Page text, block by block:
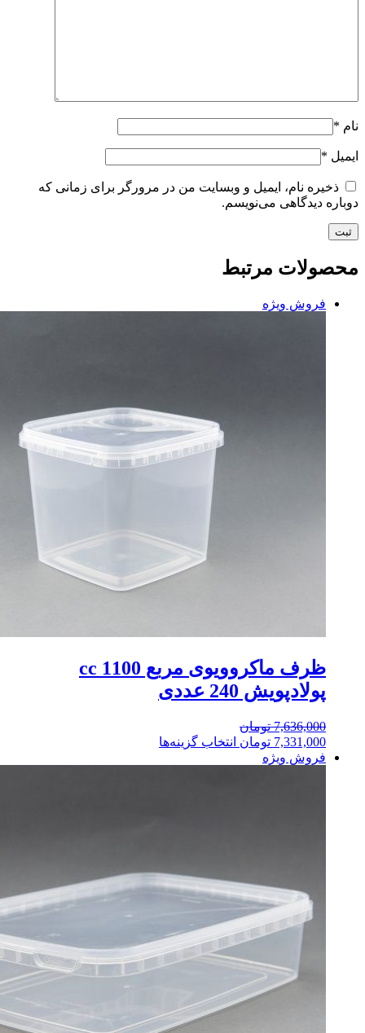
نام *
ایمیل *
ذخیره نام، ایمیل و وبسایت من در مرورگر برای زمانی که
دوباره دیدگاهی می‌نویسم.
محصولات مرتبط
فروش ویژه
ظرف ماکروویوی مربع 1100 cc
پولادپویش 240 عددی
7,636,000 تومان
7,331,000 تومان انتخاب گزینه‌ها
فروش ویژه